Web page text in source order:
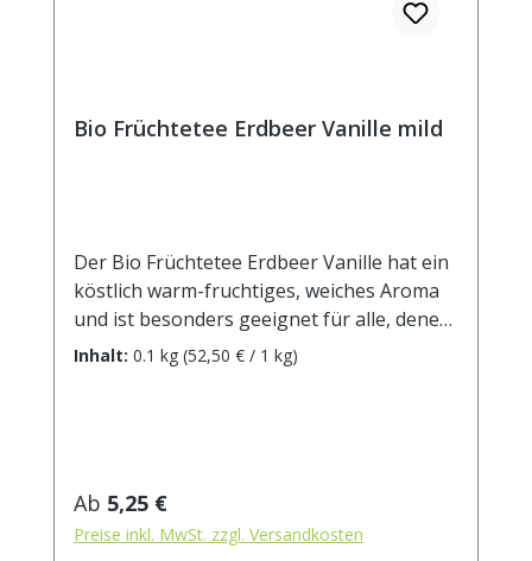
Bio Früchtetee Erdbeer Vanille mild
Der Bio Früchtetee Erdbeer Vanille hat ein
köstlich warm-fruchtiges, weiches Aroma
und ist besonders geeignet für alle, denen
Früchtetees gerne zu sauer sind. Kostbare
Säuerungsmittel, Zitronensäure),
Weinbeeren*, Karottenstücke*, Rote
Beetestücke*, Hibiskusblüten*,
Inhalt: 0.1 kg (52,50 € / 1 kg)
Regulärer Preis:
Ab 5,25 €
Preise inkl. MwSt. zzgl. Versandkosten